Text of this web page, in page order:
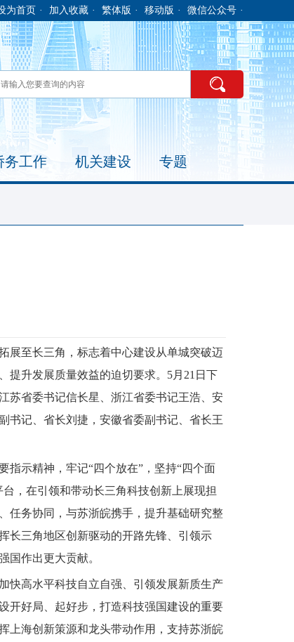
为首页 · 加入收藏 · 繁体版 · 移动版 · 微信公众号 ·
务工作 机关建设 专题
展至长三角，标志着中心建设从单城突破迈
提升发展质量效益的迫切要求。5月21日下
苏省委书记信长星、浙江省委书记王浩、安
书记、省长刘捷，安徽省委副书记、省长王
指示精神，牢记“四个放在”，坚持“四个面
，在引领和带动长三角科技创新上展现担
任务协同，与苏浙皖携手，提升基础研究整
长三角地区创新驱动的开路先锋、引领示
国作出更大贡献。
快高水平科技自立自强、引领发展新质生产
开好局、起好步，打造科技强国建设的重要
上海创新策源和龙头带动作用，支持苏浙皖